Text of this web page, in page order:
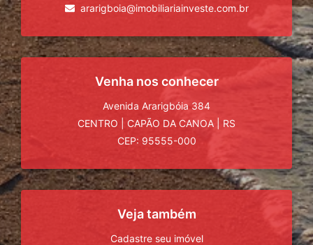
ararigboia@imobiliariainveste.com.br
Venha nos conhecer
Avenida Ararigbóia 384
CENTRO
CAPÃO DA CANOA
RS
CEP: 95555-000
Veja também
Cadastre seu imóvel